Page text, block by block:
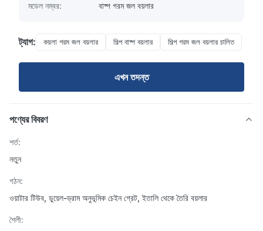
মডেল নম্বর:
বাষ্প গরম জল বয়লার
ট্যাগ: কয়লা গরম জল বয়লার শিল্প বাষ্প বয়লার শিল্প গরম জল বয়লার চালিত
এখন তদন্ত
পণ্যের বিবরণ
শর্ত:
নতুন
গঠন:
ওয়াটার টিউব, ডুয়েল-ড্রাম অনুভূমিক চেইন গ্রেট, ইতালি থেকে তৈরি বয়লার
শৈলী: